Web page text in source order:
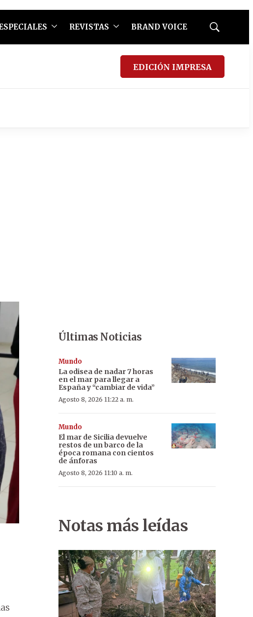
REVISTAS BRAND VOICE
Mostrar
EDICIÓN IMPRESA
Últimas Noticias
Mundo
La odisea de nadar 7 horas
en el mar para llegar a
España y “cambiar de vida”
Agosto 8, 2026 11:22 a. m.
Mundo
El mar de Sicilia devuelve
restos de un barco de la
época romana con cientos
de ánforas
Agosto 8, 2026 11:10 a. m.
Notas más leídas